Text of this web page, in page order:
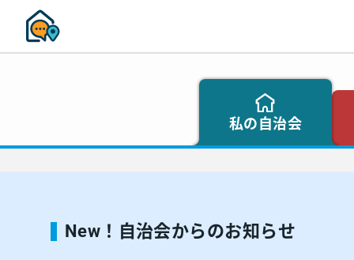
私の自治会
New！自治会からのお知らせ